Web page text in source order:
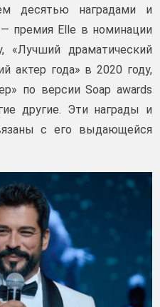
десятью наградами и
— премия Elle в номинации
«Лучший драматический
актер года» в 2020 году,
по версии Soap awards
другие. Эти награды и
с его выдающейся